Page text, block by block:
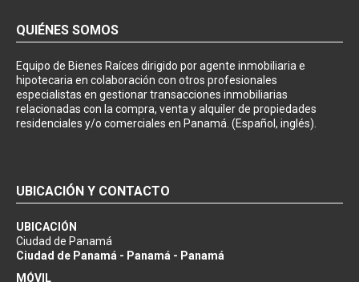
QUIÉNES SOMOS
Equipo de Bienes Raíces dirigido por agente inmobiliaria e
hipotecaria en colaboración con otros profesionales
especialistas en gestionar transacciones inmobiliarias
relacionadas con la compra, venta y alquiler de propiedades
residenciales y/o comerciales en Panamá. (Español, inglés).
UBICACIÓN Y CONTACTO
UBICACIÓN
Ciudad de Panamá
Ciudad de Panamá - Panamá - Panamá
MÓVIL